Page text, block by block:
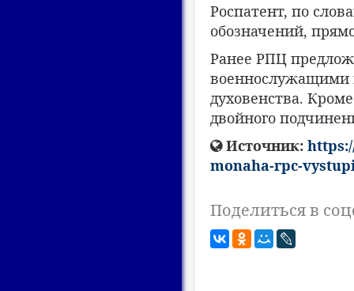
Роспатент, по
обозначений,
Ранее РПЦ
военнослужащими
духовенства.
двойного
Источник:
monaha-rpc-
Поделиться в